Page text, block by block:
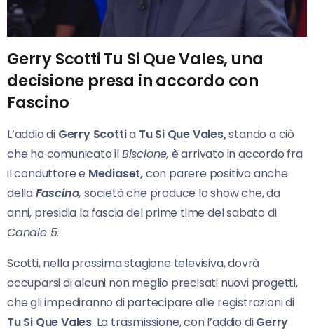
Gerry Scotti Tu Si Que Vales, una
decisione presa in accordo con
Fascino
L’addio di Gerry Scottia Tu Si Que Vales,stando a ciò
che ha comunicato ilBiscione, è arrivato in accordo fra
il conduttore e Mediaset,con parere positivo anche
dellaFascino, società che produce lo show che, da
anni, presidia la fascia del prime time del sabato di
Canale 5.
Scotti, nella prossima stagione televisiva, dovrà
occuparsi di alcuni non meglio precisati nuovi progetti,
che gli impediranno di partecipare alle registrazioni di
Tu Si Que Vales. La trasmissione, con l’addio diGerry